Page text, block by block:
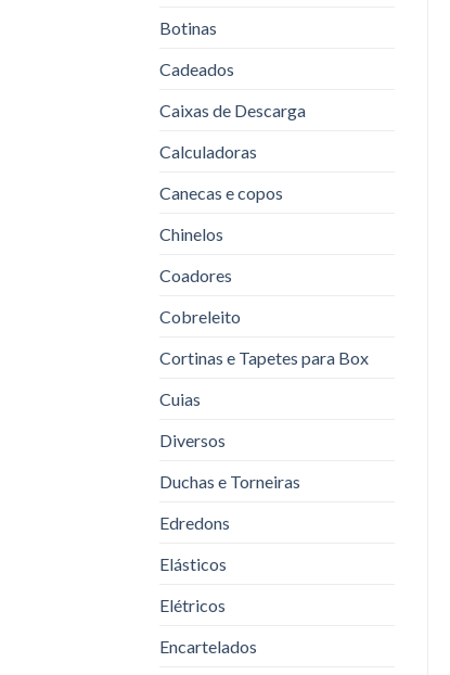
Botinas
Cadeados
Caixas de Descarga
Calculadoras
Canecas e copos
Chinelos
Coadores
Cobreleito
Cortinas e Tapetes para Box
Cuias
Diversos
Duchas e Torneiras
Edredons
Elásticos
Elétricos
Encartelados